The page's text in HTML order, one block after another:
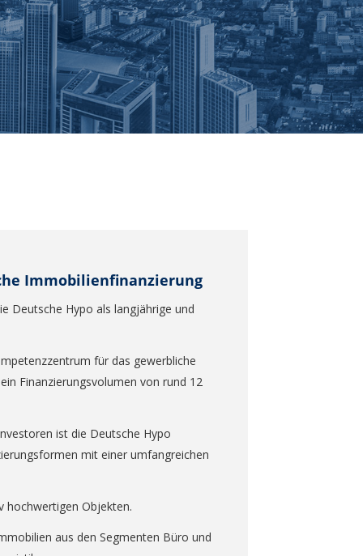
Immobilienfinanzierung
Deutsche Hypo als langjährige und
für das gewerbliche
Finanzierungsvolumen von rund 12
ist die Deutsche Hypo
mit einer umfangreichen
hochwertigen Objekten.
aus den Segmenten Büro und